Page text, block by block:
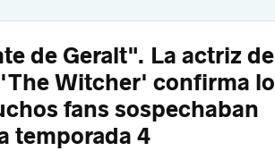
de Geralt". La actriz de
Witcher' confirma lo
fans sospechaban
temporada 4